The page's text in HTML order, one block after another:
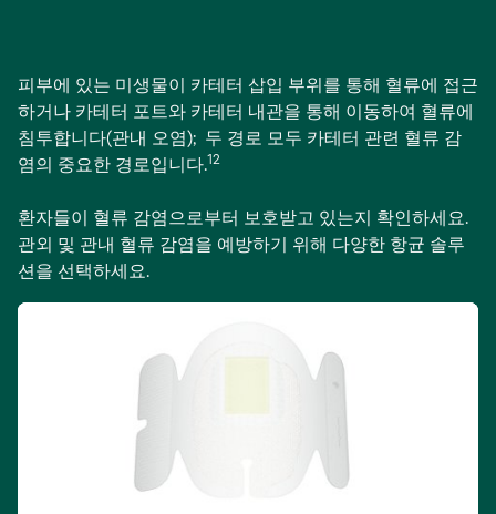
피부에 있는 미생물이 카테터 삽입 부위를 통해 혈류에 접근
하거나 카테터 포트와 카테터 내관을 통해 이동하여 혈류에
침투합니다(관내 오염); 두 경로 모두 카테터 관련 혈류 감
염의 중요한 경로입니다.12
환자들이 혈류 감염으로부터 보호받고 있는지 확인하세요.
관외 및 관내 혈류 감염을 예방하기 위해 다양한 항균 솔루
션을 선택하세요.